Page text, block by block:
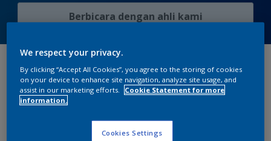
Berbicara dengan ahli kami
Kapal pesisir yang terpelihara dengan baik
memberikan citra yang profesional, bertanggung
jawab dan kesadaran akan keselamatan. Selain itu
pelapis kosmetikalkyddan pelapis
polysiloxane Interfine cosmetic
We respect your privacy.
By clicking “Accept All Cookies”, you agree to the storing of cookies
on your device to enhance site navigation, analyze site usage, and
assist in our marketing efforts.
Cookie Statement for more
information.
Cookies Settings